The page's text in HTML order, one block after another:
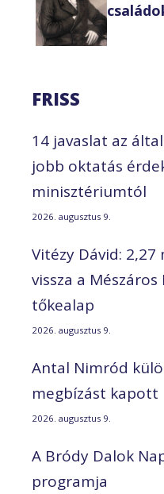
FRISS
14 javaslat az
jobb oktatás
minisztériumtól
2026. augusztus 9.
Vitézy Dávid:
vissza a
tőkealap
2026. augusztus 9.
Antal Nimród
megbízást kapott
2026. augusztus 9.
A Bródy Dalok
programja